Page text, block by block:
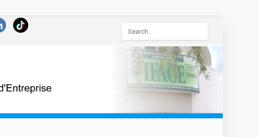
Formulaire
de
recherche